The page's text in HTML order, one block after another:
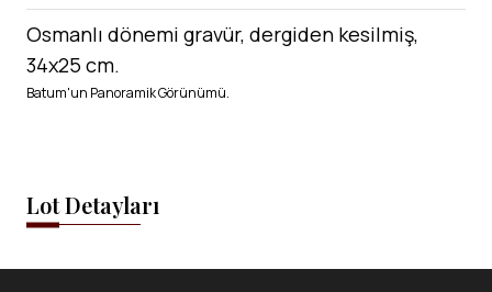
Osmanlı dönemi gravür, dergiden kesilmiş,
34x25 cm.
Batum'un Panoramik Görünümü.
Lot Detayları